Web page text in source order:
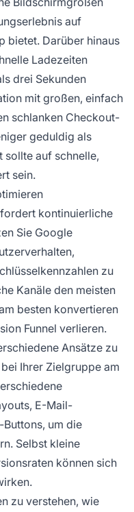
auf
bietet. Darüber hinaus
Ladezeiten
drei Sekunden
mit großen, einfach
schlanken Checkout-
geduldig als
sollte auf schnelle,
sein.
kontinuierliche
Sie Google
zu
Kanäle den meisten
besten konvertieren
Funnel verlieren.
Ansätze zu
Ihrer Zielgruppe am
E-Mail-
um die
Selbst kleine
können sich
zu verstehen, wie